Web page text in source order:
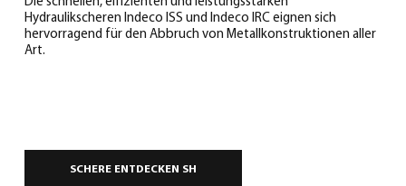
Hydraulikscheren Indeco ISS und Indeco IRC eignen sich
hervorragend für den Abbruch von Metallkonstruktionen aller
Art.
SCHERE ENTDECKEN SH